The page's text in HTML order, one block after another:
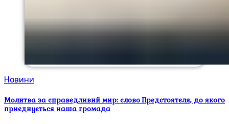
Новини
Молитва за справедливий мир: слово Предстоятеля, до якого
приєднується наша громада